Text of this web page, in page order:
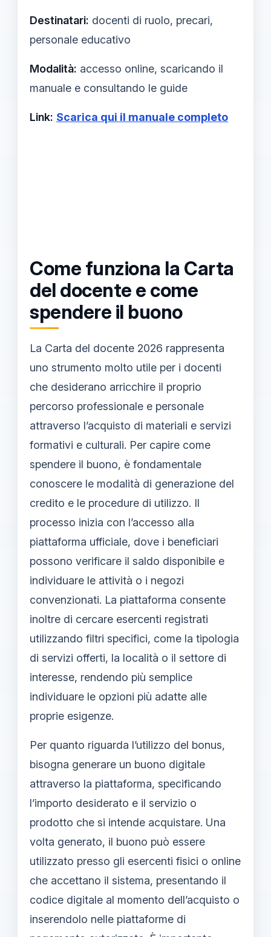
Destinatari: docenti di ruolo, precari,
personale educativo
Modalità: accesso online, scaricando il
manuale e consultando le guide
Link: Scarica qui il manuale completo
Come funziona la Carta
del docente e come
spendere il buono
La Carta del docente 2026 rappresenta
uno strumento molto utile per i docenti
che desiderano arricchire il proprio
percorso professionale e personale
attraverso l’acquisto di materiali e servizi
formativi e culturali. Per capire come
spendere il buono, è fondamentale
conoscere le modalità di generazione del
credito e le procedure di utilizzo. Il
processo inizia con l’accesso alla
piattaforma ufficiale, dove i beneficiari
possono verificare il saldo disponibile e
individuare le attività o i negozi
convenzionati. La piattaforma consente
inoltre di cercare esercenti registrati
utilizzando filtri specifici, come la tipologia
di servizi offerti, la località o il settore di
interesse, rendendo più semplice
individuare le opzioni più adatte alle
proprie esigenze.
Per quanto riguarda l’utilizzo del bonus,
bisogna generare un buono digitale
attraverso la piattaforma, specificando
l’importo desiderato e il servizio o
prodotto che si intende acquistare. Una
volta generato, il buono può essere
utilizzato presso gli esercenti fisici o online
che accettano il sistema, presentando il
codice digitale al momento dell’acquisto o
inserendolo nelle piattaforme di